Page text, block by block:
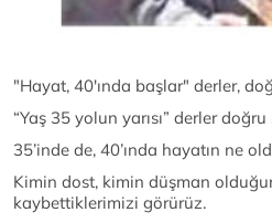
"Hayat, 40'ında başlar" derler,
“Yaş 35 yolun yarısı” derler
35’inde de, 40’ında hayatın ne
Kimin dost, kimin düşman
kaybettiklerimizi görürüz.